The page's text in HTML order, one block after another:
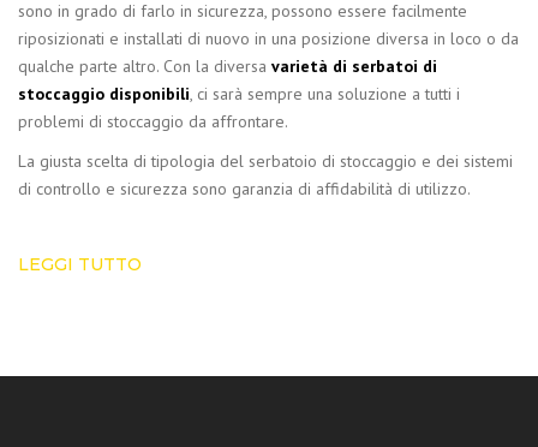
sono in grado di farlo in sicurezza, possono essere facilmente
riposizionati e installati di nuovo in una posizione diversa in loco o da
qualche parte altro. Con la diversa varietà di serbatoi di
stoccaggio disponibili, ci sarà sempre una soluzione a tutti i
problemi di stoccaggio da affrontare.
La giusta scelta di tipologia del serbatoio di stoccaggio e dei sistemi
di controllo e sicurezza sono garanzia di affidabilità di utilizzo.
LEGGI TUTTO